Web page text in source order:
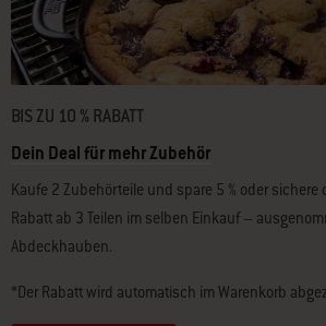
BIS ZU 10 % RABATT
Dein Deal für mehr Zubehör
Kaufe 2 Zubehörteile und spare 5 % oder sichere
Rabatt ab 3 Teilen im selben Einkauf –
Abdeckhauben.
*Der Rabatt wird automatisch im Warenkorb